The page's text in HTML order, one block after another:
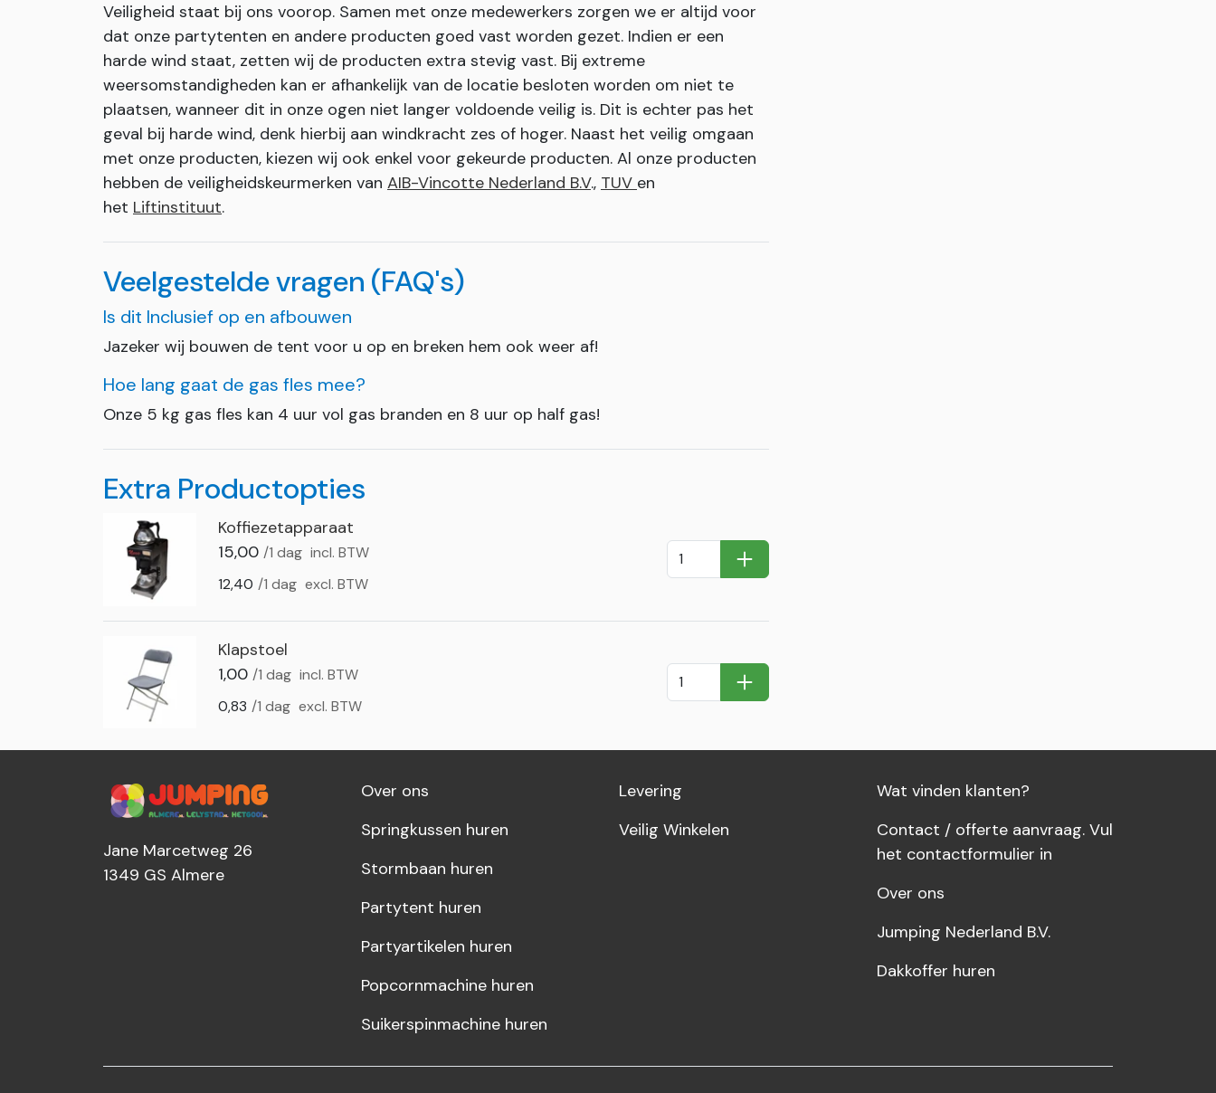
Veiligheid staat bij ons voorop. Samen met onze medewerkers zorgen we er altijd voor
dat onze partytenten en andere producten goed vast worden gezet. Indien er een
harde wind staat, zetten wij de producten extra stevig vast. Bij extreme
weersomstandigheden kan er afhankelijk van de locatie besloten worden om niet te
plaatsen, wanneer dit in onze ogen niet langer voldoende veilig is. Dit is echter pas het
geval bij harde wind, denk hierbij aan windkracht zes of hoger. Naast het veilig omgaan
met onze producten, kiezen wij ook enkel voor gekeurde producten. Al onze producten
hebben de veiligheidskeurmerken van AIB-Vincotte Nederland B.V., TUV en
het Liftinstituut.
Veelgestelde vragen (FAQ's)
Is dit Inclusief op en afbouwen
Jazeker wij bouwen de tent voor u op en breken hem ook weer af!
Hoe lang gaat de gas fles mee?
Onze 5 kg gas fles kan 4 uur vol gas branden en 8 uur op half gas!
Extra Productopties
Koffiezetapparaat
15,00 /1 dag incl. BTW
12,40 /1 dag excl. BTW
In Winkelwagen
Klapstoel
1,00 /1 dag incl. BTW
0,83 /1 dag excl. BTW
In Winkelwagen
Jane Marcetweg 26
1349 GS Almere
Over ons
Springkussen huren
Stormbaan huren
Partytent huren
Partyartikelen huren
Popcornmachine huren
Suikerspinmachine huren
Levering
Veilig Winkelen
Wat vinden klanten?
Contact / offerte aanvraag. Vul
het contactformulier in
Over ons
Jumping Nederland B.V.
Dakkoffer huren